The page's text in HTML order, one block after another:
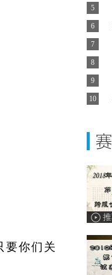
要你们关
5
6
7
8
9
10